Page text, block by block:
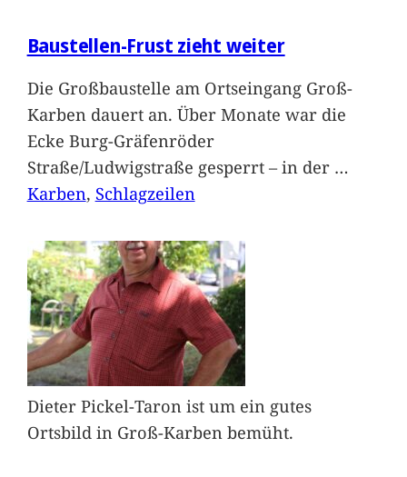
Baustellen-Frust zieht weiter
Die Großbaustelle am Ortseingang Groß-
Karben dauert an. Über Monate war die
Ecke Burg-Gräfenröder
Straße/Ludwigstraße gesperrt – in der …
Karben, Schlagzeilen
Dieter Pickel-Taron ist um ein gutes
Ortsbild in Groß-Karben bemüht.